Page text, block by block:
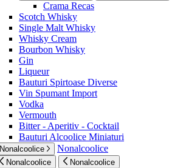
Crama Recas
Scotch Whisky
Single Malt Whisky
Whisky Cream
Bourbon Whisky
Gin
Liqueur
Bauturi Spirtoase Diverse
Vin Spumant Import
Vodka
Vermouth
Bitter - Aperitiv - Cocktail
Bauturi Alcoolice Miniaturi
Nonalcoolice Nonalcoolice
Nonalcoolice Nonalcoolice